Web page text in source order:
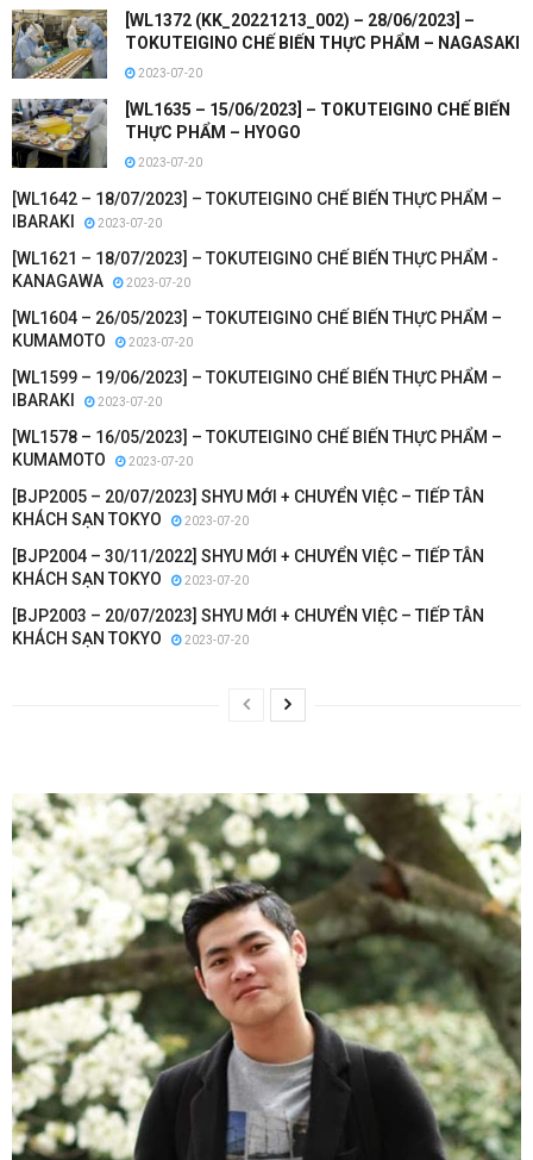
[WL1372 (KK_20221213_002) – 28/06/2023] –
TOKUTEIGINO CHẾ BIẾN THỰC PHẨM – NAGASAKI
2023-07-20
[WL1635 – 15/06/2023] – TOKUTEIGINO CHẾ BIẾN
THỰC PHẨM – HYOGO
2023-07-20
[WL1642 – 18/07/2023] – TOKUTEIGINO CHẾ BIẾN THỰC PHẨM –
IBARAKI
2023-07-20
[WL1621 – 18/07/2023] – TOKUTEIGINO CHẾ BIẾN THỰC PHẨM -
KANAGAWA
2023-07-20
[WL1604 – 26/05/2023] – TOKUTEIGINO CHẾ BIẾN THỰC PHẨM –
KUMAMOTO
2023-07-20
[WL1599 – 19/06/2023] – TOKUTEIGINO CHẾ BIẾN THỰC PHẨM –
IBARAKI
2023-07-20
[WL1578 – 16/05/2023] – TOKUTEIGINO CHẾ BIẾN THỰC PHẨM –
KUMAMOTO
2023-07-20
[BJP2005 – 20/07/2023] SHYU MỚI + CHUYỂN VIỆC – TIẾP TÂN
KHÁCH SẠN TOKYO
2023-07-20
[BJP2004 – 30/11/2022] SHYU MỚI + CHUYỂN VIỆC – TIẾP TÂN
KHÁCH SẠN TOKYO
2023-07-20
[BJP2003 – 20/07/2023] SHYU MỚI + CHUYỂN VIỆC – TIẾP TÂN
KHÁCH SẠN TOKYO
2023-07-20